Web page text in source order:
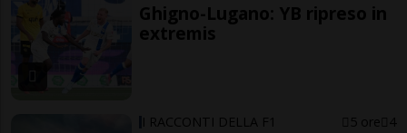
Ghigno-Lugano: YB ripreso in
extremis
I RACCONTI DELLA F1 5 ore 4